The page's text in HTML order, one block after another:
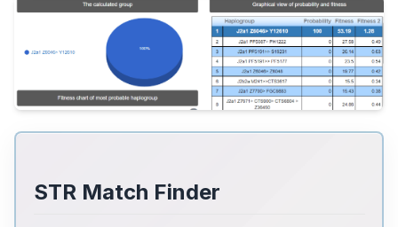
STR Match Finder